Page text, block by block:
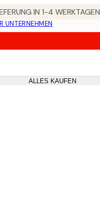
IN 1-4 WERKTAGEN
UNTERNEHMEN
ALLES KAUFEN